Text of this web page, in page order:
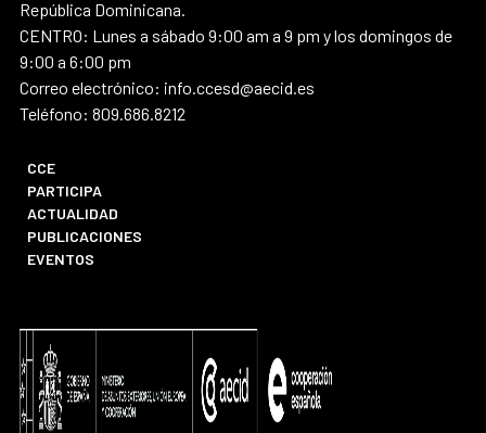
República Dominicana.
CENTRO: Lunes a sábado 9:00 am a 9 pm y los domingos de
9:00 a 6:00 pm
Correo electrónico: info.ccesd@aecid.es
Teléfono: 809.686.8212
CCE
PARTICIPA
ACTUALIDAD
PUBLICACIONES
EVENTOS